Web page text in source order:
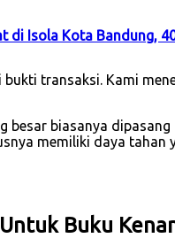
di Isola Kota Bandung,
transaksi. Kami
besar biasanya
memiliki daya tahan
Buku